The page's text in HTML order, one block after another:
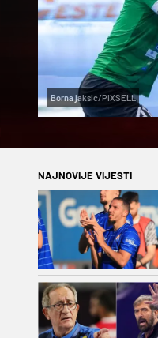
Borna jaksic/PIXSELL
NAJNOVIJE VIJESTI